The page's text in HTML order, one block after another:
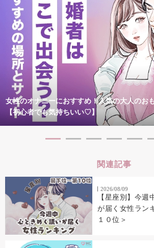
女性のオナニーにおすすめ！人気の大人のお
【初心者でも気持ちいい♡】
関連記事
2026/08/09
【星座別】今週
が届く女性ラン
１０位＞